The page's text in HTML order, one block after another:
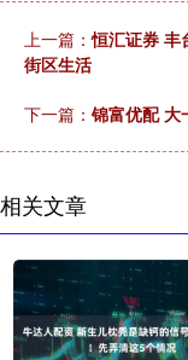
上一篇：恒汇证券 丰
街区生活
下一篇： 锦富优配 大
相关文章